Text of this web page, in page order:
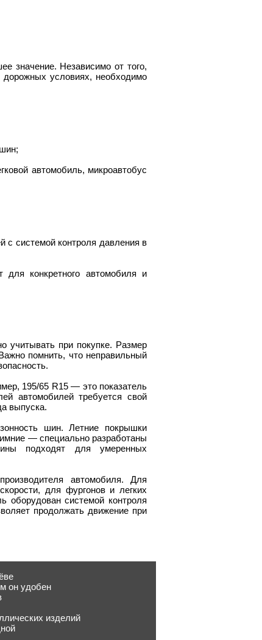
значение. Независимо от того,
условиях, необходимо
автомобиль, микроавтобус
с системой контроля давления в
конкретного автомобиля и
при покупке. Размер
помнить, что неправильный
195/65 R15 — это показатель
автомобилей требуется свой
выпуска.
шин. Летние покрышки
— специально разработаны
подходят для умеренных
автомобиля. Для
для фургонов и легких
оборудован системой контроля
продолжать движение при
он удобен
изделий